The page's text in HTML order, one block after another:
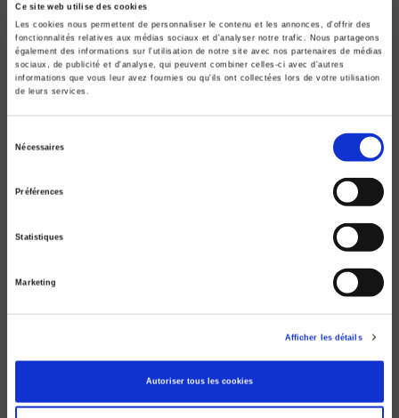
Ce site web utilise des cookies
Les cookies nous permettent de personnaliser le contenu et les annonces, d'offrir des
fonctionnalités relatives aux médias sociaux et d'analyser notre trafic. Nous partageons
également des informations sur l'utilisation de notre site avec nos partenaires de médias
sociaux, de publicité et d'analyse, qui peuvent combiner celles-ci avec d'autres
informations que vous leur avez fournies ou qu'ils ont collectées lors de votre utilisation
de leurs services.
Nécessaires
Préférences
Statistiques
Marketing
Afficher les détails
Autoriser tous les cookies
Chine-Inde
Gilbert Etienne